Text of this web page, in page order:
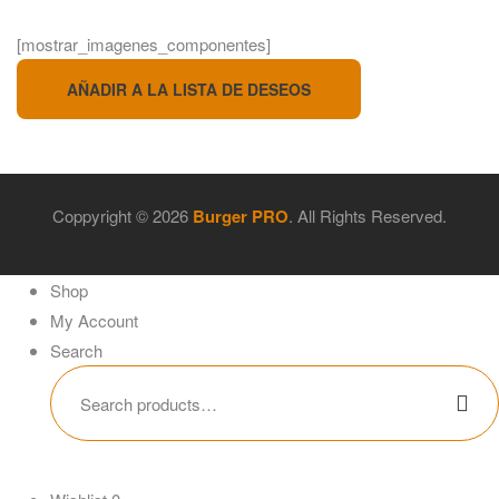
[mostrar_imagenes_componentes]
AÑADIR A LA LISTA DE DESEOS
Coppyright © 2026 Burger PRO. All Rights Reserved.
Shop
My Account
Search